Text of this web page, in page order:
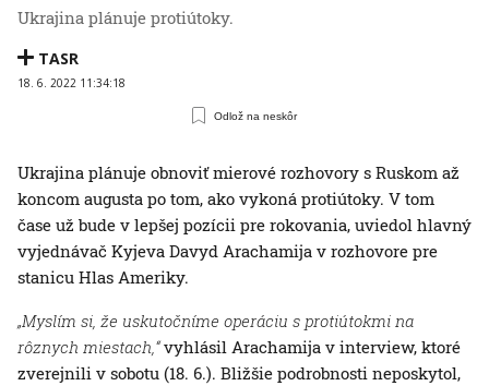
Ukrajina plánuje protiútoky.
TASR
18. 6. 2022 11:34:18
Odlož na neskôr
Ukrajina plánuje obnoviť mierové rozhovory s Ruskom až
koncom augusta po tom, ako vykoná protiútoky. V tom
čase už bude v lepšej pozícii pre rokovania, uviedol hlavný
vyjednávač Kyjeva Davyd Arachamija v rozhovore pre
stanicu Hlas Ameriky.
„Myslím si, že uskutočníme operáciu s protiútokmi na
rôznych miestach,“vyhlásil Arachamija v interview, ktoré
zverejnili v sobotu (18. 6.). Bližšie podrobnosti neposkytol,